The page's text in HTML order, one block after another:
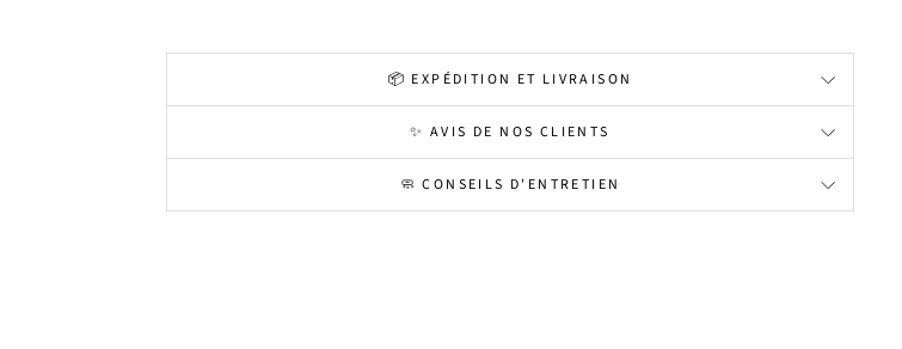
📦 EXPÉDITION ET LIVRAISON
✨ AVIS DE NOS CLIENTS
🧼 CONSEILS D'ENTRETIEN